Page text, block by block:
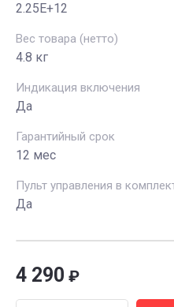
2.25E+12
Вес товара (нетто)
4.8 кг
Индикация включения
Да
Гарантийный срок
12 мес
Пульт управления в
Да
4 290 ₽